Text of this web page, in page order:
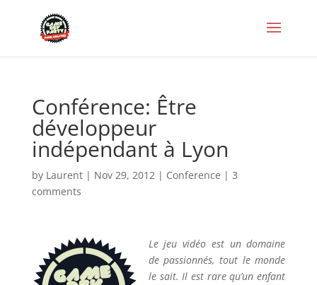
Conférence: Être
développeur
indépendant à Lyon
by Laurent| Nov 29, 2012| Conference | 3
comments
Le jeu vidéo est un domaine
de passionnés, tout le monde
le sait. Il est rare qu’un enfant